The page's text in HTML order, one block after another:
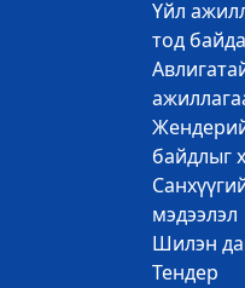
Үйл
тод
байдлыг
мэдээлэл
Шилэн
Тендер